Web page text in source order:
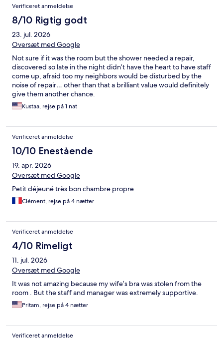
Verificeret anmeldelse
8/10 Rigtig godt
23. jul. 2026
Oversæt med Google
Not sure if it was the room but the shower needed a repair,
discovered so late in the night didn’t have the heart to have staff
come up, afraid too my neighbors would be disturbed by the
noise of repair… other than that a brilliant value would definitely
give them another chance.
Kustaa, rejse på 1 nat
Verificeret anmeldelse
10/10 Enestående
19. apr. 2026
Oversæt med Google
Petit déjeuné très bon chambre propre
Clément, rejse på 4 nætter
Verificeret anmeldelse
4/10 Rimeligt
11. jul. 2026
Oversæt med Google
It was not amazing because my wife’s bra was stolen from the
room . But the staff and manager was extremely supportive.
Pritam, rejse på 4 nætter
Verificeret anmeldelse